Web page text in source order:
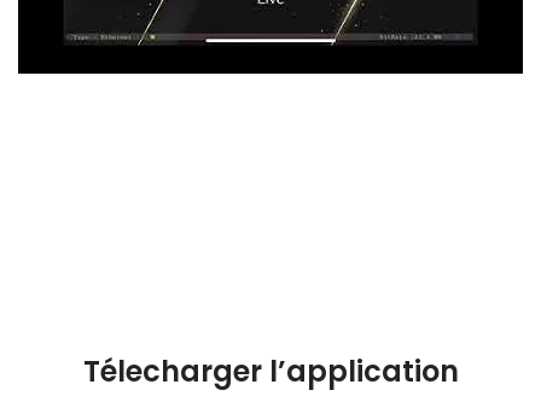
Télecharger l’application